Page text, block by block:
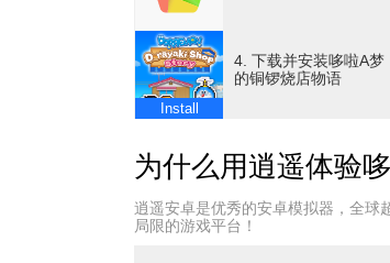
哆啦A梦的秘密道具也能帮你轻
本游戏由专注模拟经营类游戏的
期待您在开罗游戏的世界中，享
Install
4. 下载并安装哆啦A梦
的铜锣烧店物语
为什么用逍遥体验
逍遥安卓是优秀的安卓模拟器，全球
局限的游戏平台！